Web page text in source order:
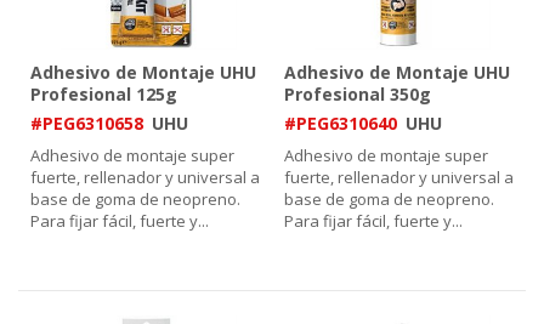
Adhesivo de Montaje UHU
Profesional 125g
#PEG6310658 UHU
Adhesivo de montaje super
fuerte, rellenador y universal a
base de goma de neopreno.
Para fijar fácil, fuerte y...
Adhesivo de Montaje UHU
Profesional 350g
#PEG6310640 UHU
Adhesivo de montaje super
fuerte, rellenador y universal a
base de goma de neopreno.
Para fijar fácil, fuerte y...